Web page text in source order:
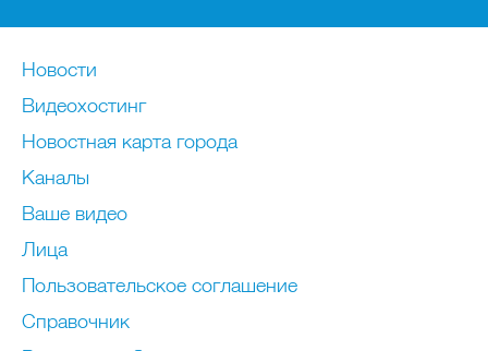
Новости
Видеохостинг
Новостная карта города
Каналы
Ваше видео
Лица
Пользовательское соглашение
Справочник